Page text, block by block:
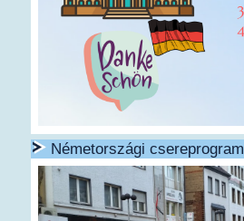
Németországi csereprogram